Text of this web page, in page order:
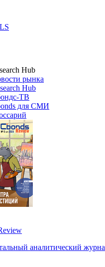
Hub
рынка
Hub
ТВ
для СМИ
аналитический